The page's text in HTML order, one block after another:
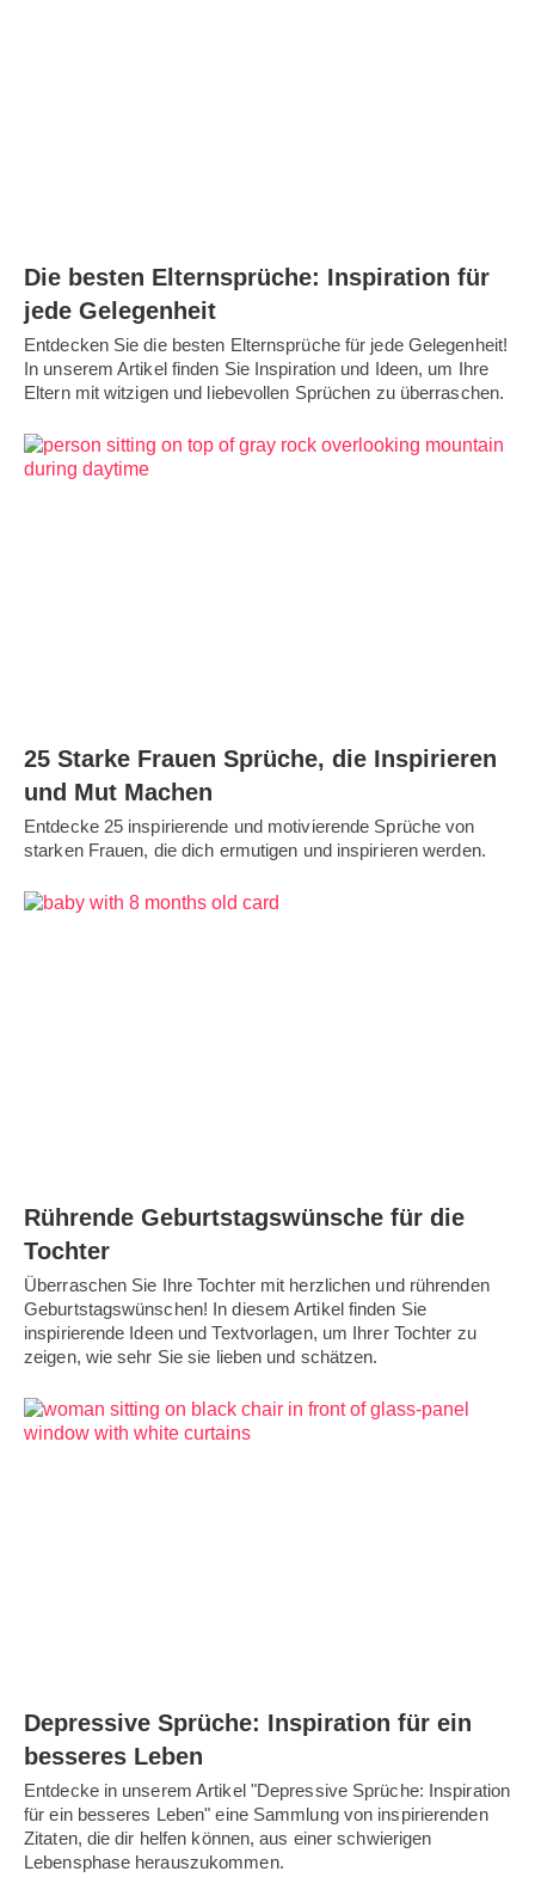
Die besten Elternsprüche: Inspiration für
jede Gelegenheit
Entdecken Sie die besten Elternsprüche für jede Gelegenheit!
In unserem Artikel finden Sie Inspiration und Ideen, um Ihre
Eltern mit witzigen und liebevollen Sprüchen zu überraschen.
25 Starke Frauen Sprüche, die Inspirieren
und Mut Machen
Entdecke 25 inspirierende und motivierende Sprüche von
starken Frauen, die dich ermutigen und inspirieren werden.
Rührende Geburtstagswünsche für die
Tochter
Überraschen Sie Ihre Tochter mit herzlichen und rührenden
Geburtstagswünschen! In diesem Artikel finden Sie
inspirierende Ideen und Textvorlagen, um Ihrer Tochter zu
zeigen, wie sehr Sie sie lieben und schätzen.
Depressive Sprüche: Inspiration für ein
besseres Leben
Entdecke in unserem Artikel "Depressive Sprüche: Inspiration
für ein besseres Leben" eine Sammlung von inspirierenden
Zitaten, die dir helfen können, aus einer schwierigen
Lebensphase herauszukommen.